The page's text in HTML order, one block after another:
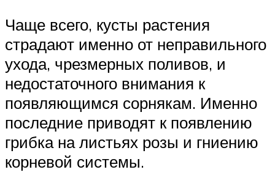
Чаще всего, кусты растения
страдают именно от неправильного
ухода, чрезмерных поливов, и
недостаточного внимания к
появляющимся сорнякам. Именно
последние приводят к появлению
грибка на листьях розы и гниению
корневой системы.